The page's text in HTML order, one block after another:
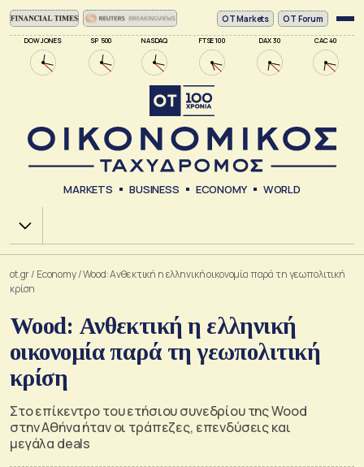
DOW JONES SP 500 NASDAQ FTSE 100 DAX 30 CAC 40
ΟΤ Markets OT Forum
MARKETS BUSINESS ECONOMY WORLD
Χ.Α.
ot.gr/ Economy/Wood: Ανθεκτική η ελληνική οικονομία παρά τη γεωπολιτική
κρίση
Wood: Ανθεκτική η ελληνική
οικονομία παρά τη γεωπολιτική
κρίση
Στο επίκεντρο του ετήσιου συνεδρίου της Wood
στην Αθήνα ήταν οι τράπεζες, επενδύσεις και
μεγάλα deals